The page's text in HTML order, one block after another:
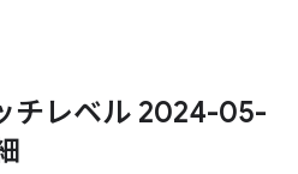
チレベル 2024-05-